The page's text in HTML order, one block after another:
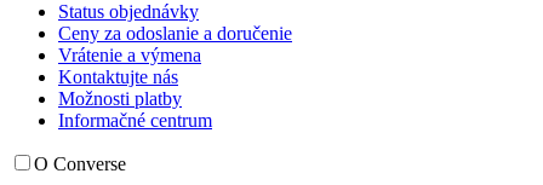
Status objednávky
Ceny za odoslanie a doručenie
Vrátenie a výmena
Kontaktujte nás
Možnosti platby
Informačné centrum
O Converse